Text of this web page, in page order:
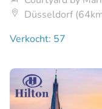
Düsseldorf
Verkocht: 57